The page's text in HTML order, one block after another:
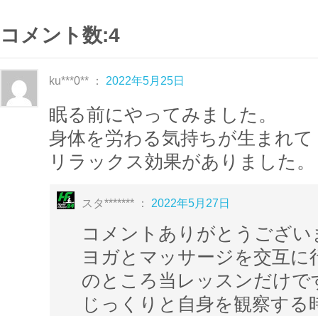
しながらお楽しみください♪
ヨガは1日の疲れを癒やすプログラム
中心に整えていきます。
辛いと感じるポーズがあったときは、
を大切に、心地の良い範囲で行いましょ
お気に入りのボディクリームやアロマ
効果を高めることができますよ。
秋山瑤子インストラクターはヨガの養
YOGA（ラクシュミーヨガ）」のチーフ
を務める、指導経験豊富なヨガインス
コメント数:4
ku***0** ： 2022年5月25日
眠る前にやってみました。
身体を労わる気持ちが生まれて
リラックス効果がありました。
スタ******* ： 2022年5月27日
コメントありがとうござい
ヨガとマッサージを交互に
のところ当レッスンだけで
じっくりと自身を観察する